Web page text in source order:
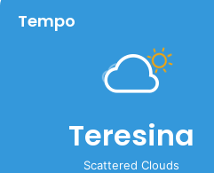
Tempo
Teresina
Scattered Clouds